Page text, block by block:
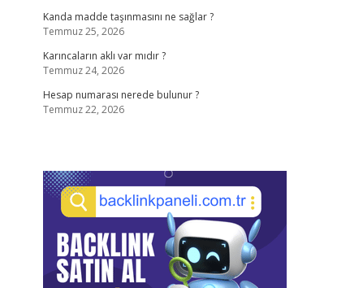
Kanda madde taşınmasını ne sağlar ?
Temmuz 25, 2026
Karıncaların aklı var mıdır ?
Temmuz 24, 2026
Hesap numarası nerede bulunur ?
Temmuz 22, 2026